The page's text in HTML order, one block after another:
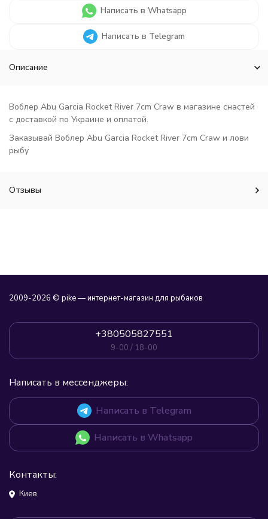
Написать в Whatsapp
Написать в Telegram
Описание
Воблер Abu Garcia Rocket River 7cm Craw в магазине снастей
с доставкой по Украине и оплатой.
Заказывай Воблер Abu Garcia Rocket River 7cm Craw и лови
рыбу
Отзывы
2009-2026 © pike — интернет-магазин для рыбаков
+380505827551
9-00 / 18-00
Написать в мессенджеры:
Написать в Telegram
Написать в Whatsapp
Контакты:
Киев